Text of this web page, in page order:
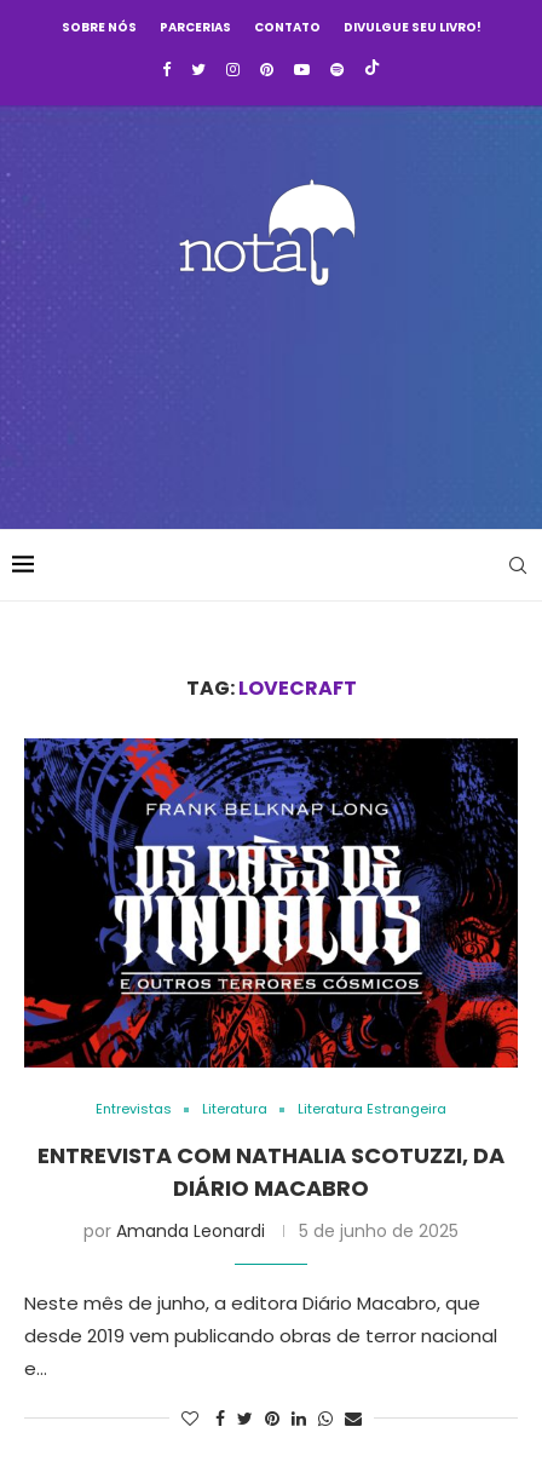
SOBRE NÓS PARCERIAS CONTATO DIVULGUE SEU LIVRO!
TAG:LOVECRAFT
Entrevistas Literatura Literatura Estrangeira
ENTREVISTA COM NATHALIA SCOTUZZI, DA
DIÁRIO MACABRO
por Amanda Leonardi 5 de junho de 2025
Neste mês de junho, a editora Diário Macabro, que
desde 2019 vem publicando obras de terror nacional
e…